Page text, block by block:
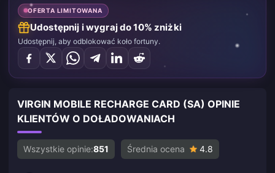
OFERTA LIMITOWANA
Udostępnij i wygraj do 10% zniżki
Udostępnij, aby odblokować koło fortuny.
VIRGIN MOBILE RECHARGE CARD (SA) OPINIE
KLIENTÓW O DOŁADOWANIACH
Wszystkie opinie:851 Średnia ocena 4.8